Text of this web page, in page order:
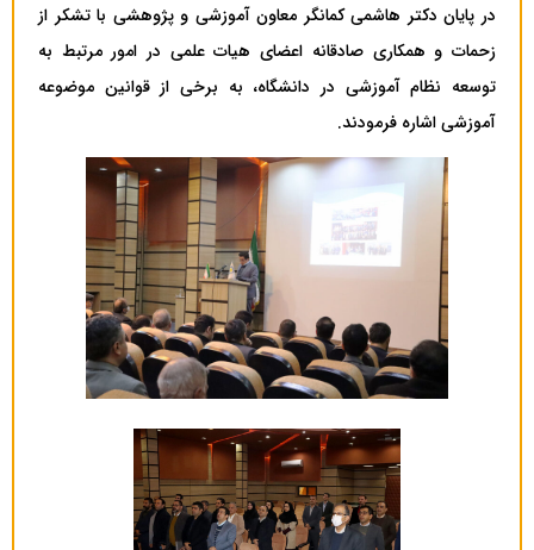
در پایان دکتر هاشمی کمانگر معاون آموزشی و پژوهشی با تشکر از
زحمات و همکاری صادقانه اعضای هیات علمی در امور مرتبط به
توسعه نظام آموزشی در دانشگاه، به برخی از قوانین موضوعه
آموزشی اشاره فرمودند.